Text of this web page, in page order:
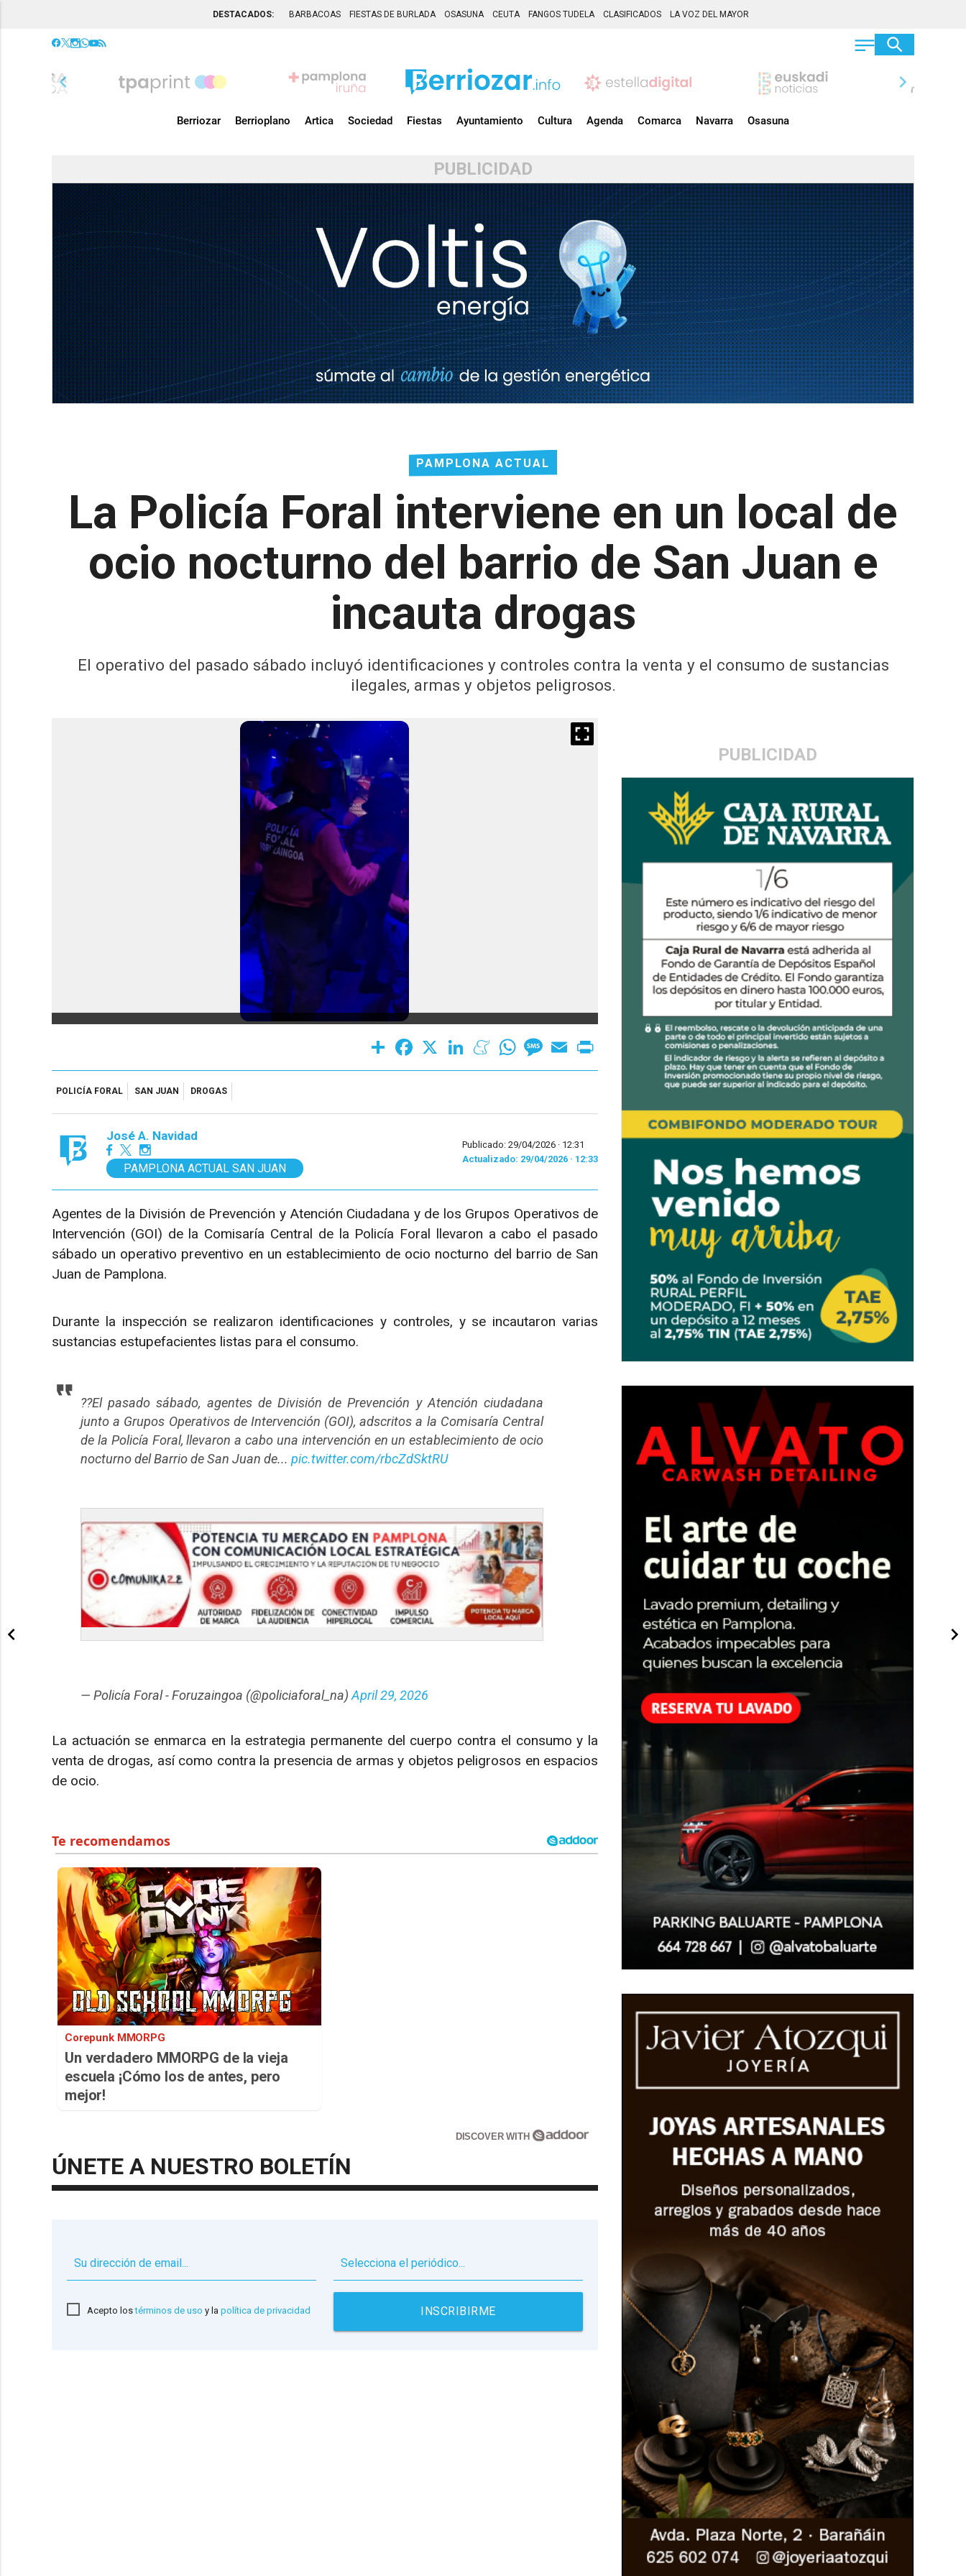
DESTACADOS: BARBACOAS FIESTAS DE BURLADA OSASUNA CEUTA FANGOS TUDELA CLASIFICADOS LA VOZ DEL MAYOR
chevron_left chevron_right
Berriozar Berrioplano Artica Sociedad Fiestas Ayuntamiento Cultura Agenda Comarca Navarra Osasuna
PUBLICIDAD
PAMPLONA ACTUAL
La Policía Foral interviene en un local de
ocio nocturno del barrio de San Juan e
incauta drogas
El operativo del pasado sábado incluyó identificaciones y controles contra la venta y el consumo de sustancias
ilegales, armas y objetos peligrosos.
PUBLICIDAD
Share Facebook LinkedInMeneameWhatsAppMessage
Email
POLICÍA FORAL SAN JUAN DROGAS
José A. Navidad
PAMPLONA ACTUAL SAN JUAN
Publicado: 29/04/2026 · 12:31
Actualizado: 29/04/2026 · 12:33
Agentes de la División de Prevención y Atención Ciudadana y de los Grupos Operativos de
Intervención (GOI) de la Comisaría Central de la Policía Foral llevaron a cabo el pasado
sábado un operativo preventivo en un establecimiento de ocio nocturno del barrio de San
Juan de Pamplona.
Durante la inspección se realizaron identificaciones y controles, y se incautaron varias
sustancias estupefacientes listas para el consumo.
??El pasado sábado, agentes de División de Prevención y Atención ciudadana
junto a Grupos Operativos de Intervención (GOI), adscritos a la Comisaría Central
de la Policía Foral, llevaron a cabo una intervención en un establecimiento de ocio
nocturno del Barrio de San Juan de... pic.twitter.com/rbcZdSktRU
— Policía Foral - Foruzaingoa (@policiaforal_na) April 29, 2026
La actuación se enmarca en la estrategia permanente del cuerpo contra el consumo y la
venta de drogas, así como contra la presencia de armas y objetos peligrosos en espacios
de ocio.
Corepunk MMORPG
Un verdadero MMORPG de la vieja
escuela ¡Cómo los de antes, pero
mejor!
DISCOVER WITH
ÚNETE A NUESTRO BOLETÍN
Acepto lostérminos de uso y la política de privacidad INSCRIBIRME